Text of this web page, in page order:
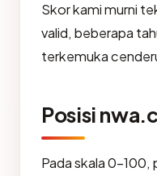
Skor kami murni
valid, beberapa
terkemuka
Posisi
Pada skala 0-